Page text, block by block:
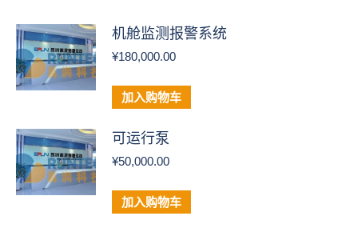
机舱监测报警系统
¥180,000.00
加入购物车
可运行泵
¥50,000.00
加入购物车